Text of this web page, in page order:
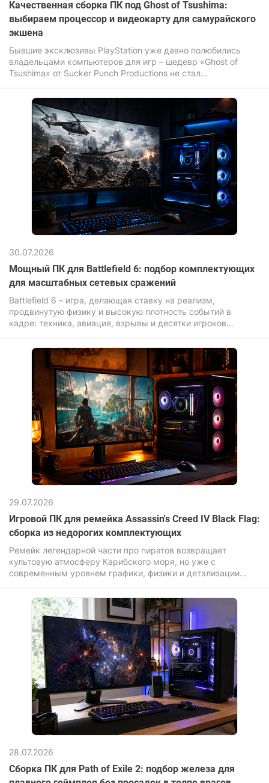
Качественная сборка ПК под Ghost of Tsushima:
выбираем процессор и видеокарту для самурайского
экшена
Бывшие эксклюзивы PlayStation уже давно полюбились
владельцами компьютеров для игр – шедевр «Ghost of
Tsushima» от Sucker Punch Productions не стал
полями, летящими по ветру листьями сакуры и
неимоверной кинематографичностью динамичных
поединков на катанах.
30.07.2026
Мощный ПК для Battlefield 6: подбор комплектующих
для масштабных сетевых сражений
Battlefield 6 – игра, делающая ставку на реализм,
продвинутую физику и высокую плотность событий в
кадре: техника, авиация, взрывы и десятки игроков
сильнее, чем большинство современных новинок.
29.07.2026
Игровой ПК для ремейка Assassin's Creed IV Black Flag:
сборка из недорогих комплектующих
Ремейк легендарной части про пиратов возвращает
культовую атмосферу Карибского моря, но уже с
современным уровнем графики, физики и детализации
свободу, то обновленная версия Assassin's Creed Black Flag
Resynced усиливает визуальную составляющую:
переработанные текстуры, улучшенное освещение,
реалистичная вода и более «живой» открытый мир. Игра
перенесена на продвинутый движок Anvil с поддержкой
иллюминирования и трассировки лучей.
28.07.2026
Сборка ПК для Path of Exile 2: подбор железа для